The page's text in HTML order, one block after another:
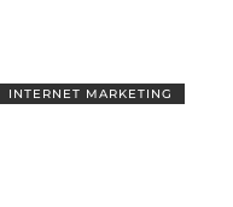
INTERNET MARKETING